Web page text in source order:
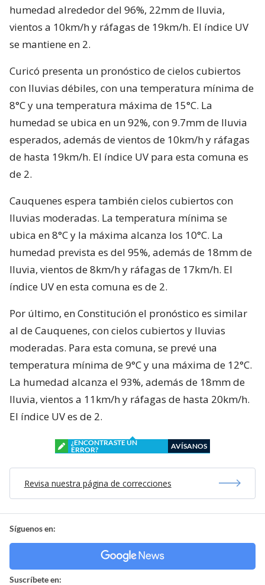
humedad alrededor del 96%, 22mm de lluvia,
vientos a 10km/h y ráfagas de 19km/h. El índice UV
se mantiene en 2.
Curicó presenta un pronóstico de cielos cubiertos
con lluvias débiles, con una temperatura mínima de
8°C y una temperatura máxima de 15°C. La
humedad se ubica en un 92%, con 9.7mm de lluvia
esperados, además de vientos de 10km/h y ráfagas
de hasta 19km/h. El índice UV para esta comuna es
de 2.
Cauquenes espera también cielos cubiertos con
lluvias moderadas. La temperatura mínima se
ubica en 8°C y la máxima alcanza los 10°C. La
humedad prevista es del 95%, además de 18mm de
lluvia, vientos de 8km/h y ráfagas de 17km/h. El
índice UV en esta comuna es de 2.
Por último, en Constitución el pronóstico es similar
al de Cauquenes, con cielos cubiertos y lluvias
moderadas. Para esta comuna, se prevé una
temperatura mínima de 9°C y una máxima de 12°C.
La humedad alcanza el 93%, además de 18mm de
lluvia, vientos a 11km/h y ráfagas de hasta 20km/h.
El índice UV es de 2.
¿ENCONTRASTE UN
ERROR?
AVÍSANOS
Revisa nuestra página de correcciones
Síguenos en:
Suscríbete en: